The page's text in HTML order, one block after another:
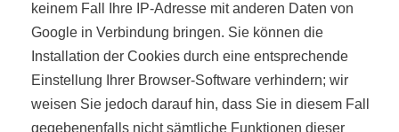
keinem Fall Ihre IP-Adresse mit anderen Daten von
Google in Verbindung bringen. Sie können die
Installation der Cookies durch eine entsprechende
Einstellung Ihrer Browser-Software verhindern; wir
weisen Sie jedoch darauf hin, dass Sie in diesem Fall
gegebenenfalls nicht sämtliche Funktionen dieser